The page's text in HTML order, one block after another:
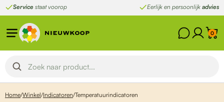
Ga
naar
de
inhoud
Service staat voorop Eerlijk en persoonlijk advies
0
Home/Winkel/Indicatoren/Temperatuurindicatoren